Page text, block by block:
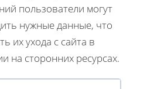
пользователи могут
нужные данные, что
их ухода с сайта в
на сторонних ресурсах.